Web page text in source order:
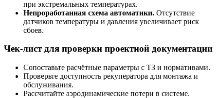
при экстремальных температурах.
Непроработанная схема автоматики. Отсутствие
датчиков температуры и давления увеличивает риск
сбоев.
Чек-лист для проверки проектной документации
Сопоставьте расчётные параметры с ТЗ и нормативами.
Проверьте доступность рекуператора для монтажа и
обслуживания.
Рассчитайте аэродинамические потери в системе.